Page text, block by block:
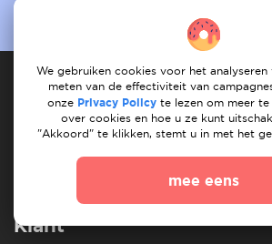
Dienstverlener
Hoe het werkt
Onze services
Klant
We gebruiken cookies voor het analyseren
meten van de effectiviteit van
onze Privacy Policy te lezen om meer
over cookies en hoe u ze kunt
"Akkoord" te klikken, stemt u in met het
mee eens